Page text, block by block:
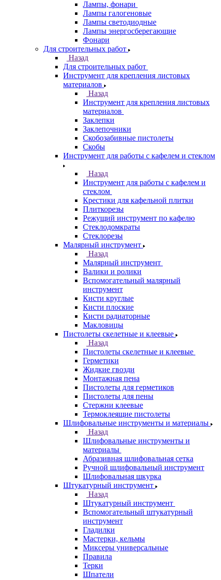
Лампы, фонари
Лампы галогеновые
Лампы светодиодные
Лампы энергосберегающие
Фонари
Для строительных работ
Назад
Для строительных работ
Инструмент для крепления листовых
материалов
Назад
Инструмент для крепления листовых
материалов
Заклепки
Заклепочники
Скобозабивные пистолеты
Скобы
Инструмент для работы с кафелем и стеклом
Назад
Инструмент для работы с кафелем и
стеклом
Крестики для кафельной плитки
Плиткорезы
Режущий инструмент по кафелю
Стеклодомкраты
Стеклорезы
Малярный инструмент
Назад
Малярный инструмент
Валики и ролики
Вспомогательный малярный
инструмент
Кисти круглые
Кисти плоские
Кисти радиаторные
Макловицы
Пистолеты скелетные и клеевые
Назад
Пистолеты скелетные и клеевые
Герметики
Жидкие гвозди
Монтажная пена
Пистолеты для герметиков
Пистолеты для пены
Стержни клеевые
Термоклеящие пистолеты
Шлифовальные инструменты и материалы
Назад
Шлифовальные инструменты и
материалы
Абразивная шлифовальная сетка
Ручной шлифовальный инструмент
Шлифовальная шкурка
Штукатурный инструмент
Назад
Штукатурный инструмент
Вспомогательный штукатурный
инструмент
Гладилки
Мастерки, кельмы
Миксеры универсальные
Правила
Терки
Шпатели